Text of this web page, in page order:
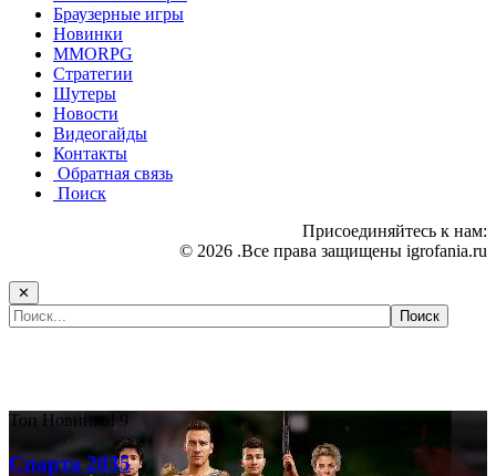
Браузерные игры
Новинки
MMORPG
Стратегии
Шутеры
Новости
Видеогайды
Контакты
Обратная связь
Поиск
Присоединяйтесь к нам:
© 2026 .Все права защищены igrofania.ru
✕
Топ Новинка! 9
Спарта 2035